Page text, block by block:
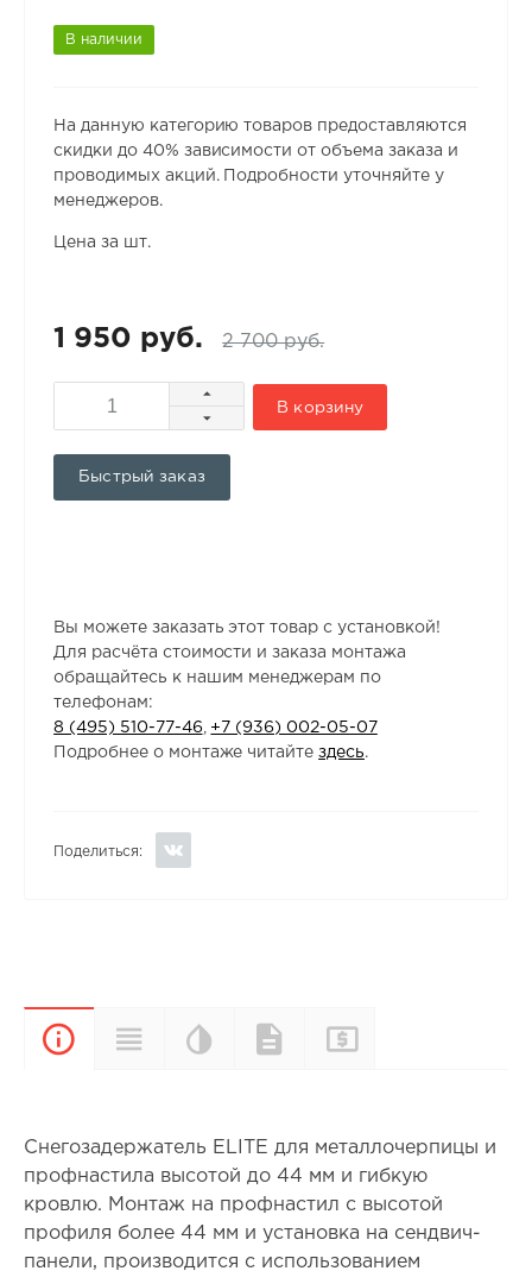
В наличии
На данную категорию товаров предоставляются
скидки до 40% зависимости от объема заказа и
проводимых акций. Подробности уточняйте у
менеджеров.
Цена за шт.
1 950 руб. 2 700 руб.
В корзину
Быстрый заказ
Вы можете заказать этот товар с установкой!
Для расчёта стоимости и заказа монтажа
обращайтесь к нашим менеджерам по
телефонам:
8 (495) 510-77-46
+7 (936) 002-05-07
Подробнее о монтаже читайтездесь.
Поделиться:
ОписаниеХарактеристики
Цветовая
палитра
Документы
Снегозадержатель ELITE для металлочерпицы и
профнастила высотой до 44 мм и гибкую
кровлю. Монтаж на профнастил с высотой
профиля более 44 мм и установка на сендвич-
панели, производится с использованием